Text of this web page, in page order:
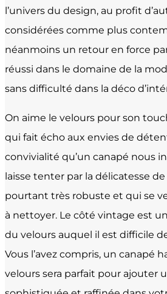
l’univers du design, au profit
considérées comme plus
néanmoins un retour en force
réussi dans le domaine de la
sans difficulté dans la déco
On aime le velours pour son
qui fait écho aux envies de
convivialité qu’un canapé nous
laisse tenter par la délicatesse
pourtant très robuste et qui se
à nettoyer. Le côté vintage est
du velours auquel il est difficile
Vous l’avez compris, un canapé
velours sera parfait pour ajouter